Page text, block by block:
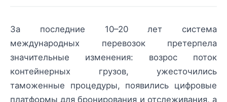
За последние 10–20 лет система
международных перевозок претерпела
значительные изменения: возрос поток
контейнерных грузов, ужесточились
таможенные процедуры, появились цифровые
платформы для бронирования и отслеживания, а